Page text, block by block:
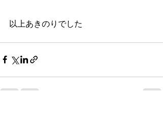
以上あきのりでした